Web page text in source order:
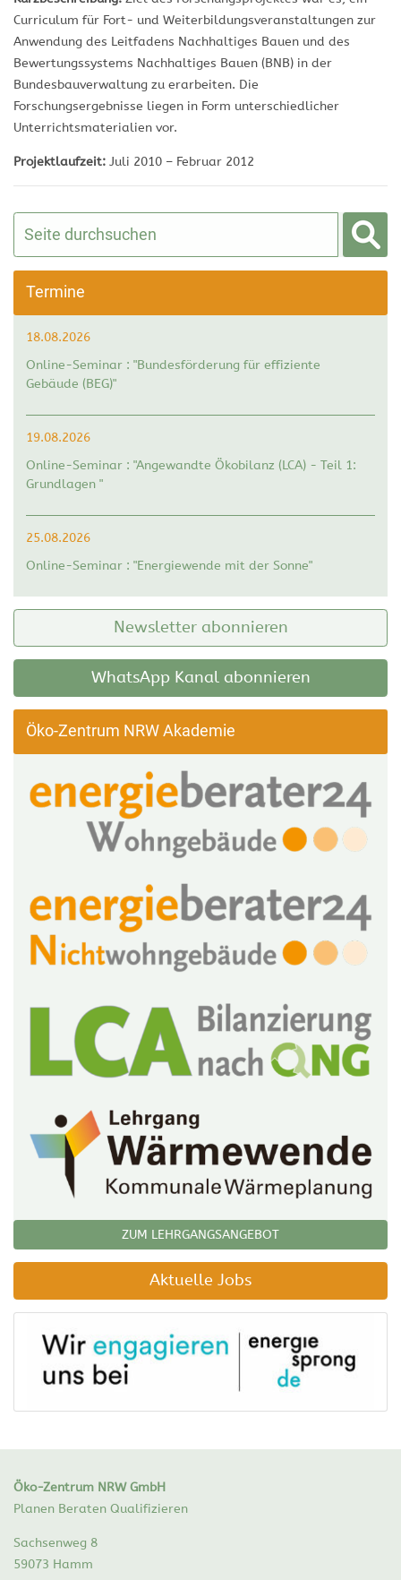
Curriculum für Fort- und Weiterbildungsveranstaltungen zur
Anwendung des Leitfadens Nachhaltiges Bauen und des
Bewertungssystems Nachhaltiges Bauen (BNB) in der
Bundesbauverwaltung zu erarbeiten. Die
Forschungsergebnisse liegen in Form unterschiedlicher
Unterrichtsmaterialien vor.
Projektlaufzeit: Juli 2010 – Februar 2012
Termine
18.08.2026
Online-Seminar : "Bundesförderung für effiziente
Gebäude (BEG)"
19.08.2026
Online-Seminar : "Angewandte Ökobilanz (LCA) - Teil 1:
Grundlagen "
25.08.2026
Online-Seminar : "Energiewende mit der Sonne"
Newsletter abonnieren
WhatsApp Kanal abonnieren
Öko-Zentrum NRW Akademie
ZUM LEHRGANGSANGEBOT
Aktuelle Jobs
Öko-Zentrum NRW GmbH
Planen Beraten Qualifizieren
Sachsenweg 8
59073 Hamm